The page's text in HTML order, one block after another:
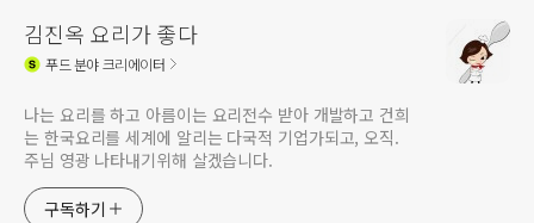
김진옥 요리가 좋다
푸드분야 크리에이터
나는 요리를 하고 아름이는 요리전수 받아 개발하고 건희
는 한국요리를 세계에 알리는 다국적 기업가되고, 오직.
주님 영광 나타내기위해 살겠습니다.
구독하기